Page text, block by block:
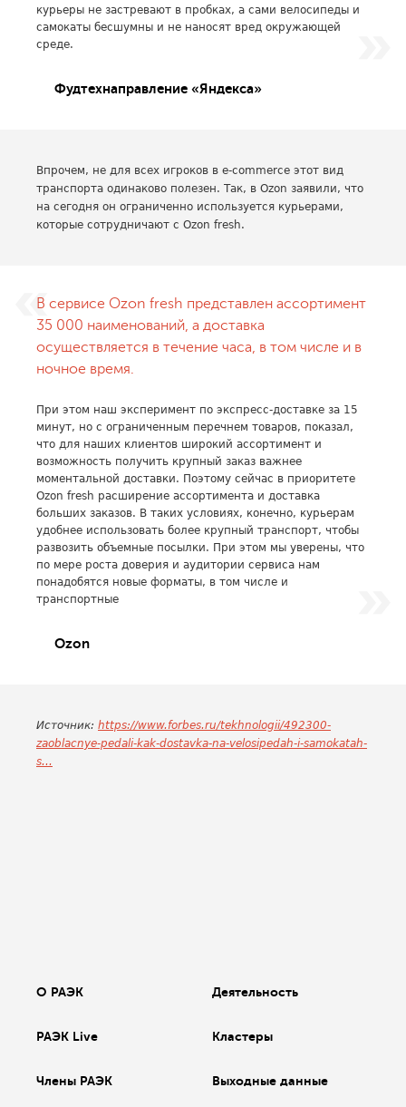
курьеры не застревают в пробках, а сами велосипеды и
самокаты бесшумны и не наносят вред окружающей
среде.
Фудтехнаправление «Яндекса»
Впрочем, не для всех игроков в e-commerce этот вид
транспорта одинаково полезен. Так, в Ozon заявили, что
на сегодня он ограниченно используется курьерами,
которые сотрудничают с Ozon fresh.
В сервисе Ozon fresh представлен ассортимент
35 000 наименований, а доставка
осуществляется в течение часа, в том числе и в
ночное время.
При этом наш эксперимент по экспресс-доставке за 15
минут, но с ограниченным перечнем товаров, показал,
что для наших клиентов широкий ассортимент и
возможность получить крупный заказ важнее
моментальной доставки. Поэтому сейчас в приоритете
Ozon fresh расширение ассортимента и доставка
больших заказов. В таких условиях, конечно, курьерам
удобнее использовать более крупный транспорт, чтобы
развозить объемные посылки. При этом мы уверены, что
по мере роста доверия и аудитории сервиса нам
понадобятся новые форматы, в том числе и
транспортные
Ozon
Источник: https://www.forbes.ru/tekhnologii/492300-
zaoblacnye-pedali-kak-dostavka-na-velosipedah-i-samokatah-
s...
О РАЭК Деятельность
РАЭК Live Кластеры
Члены РАЭК Выходные данные